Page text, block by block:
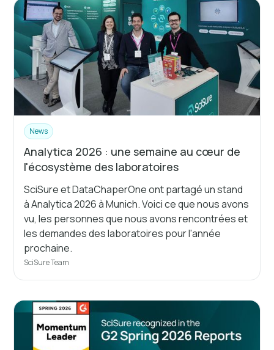
News
Analytica 2026 : une semaine au cœur de
l'écosystème des laboratoires
SciSure et DataChaperOne ont partagé un stand
à Analytica 2026 à Munich. Voici ce que nous avons
vu, les personnes que nous avons rencontrées et
les demandes des laboratoires pour l'année
prochaine.
SciSure Team